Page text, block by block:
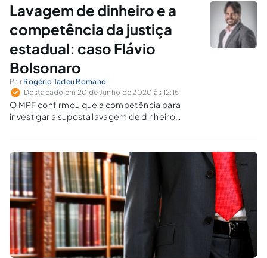
Lavagem de dinheiro e a
competência da justiça
estadual: caso Flávio
Bolsonaro
Por Rogério Tadeu Romano
Destacado em 20 de Junho de 2020 às 12:15
O MPF confirmou que a competência para
investigar a suposta lavagem de dinheiro
transações imobiliárias, é do MP estadual do
Rio de Janeiro. Por quê?